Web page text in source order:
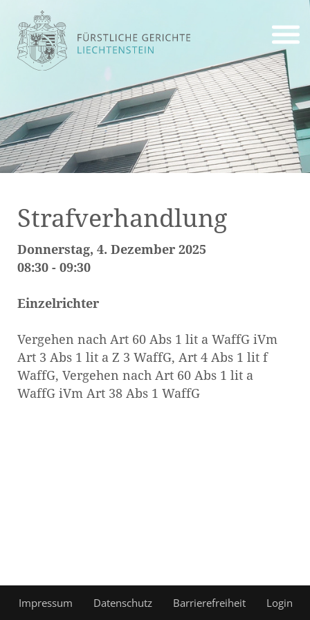
Strafverhandlung
Donnerstag, 4. Dezember 2025
08:30 - 09:30
Einzelrichter
Vergehen nach Art 60 Abs 1 lit a WaffG iVm
Art 3 Abs 1 lit a Z 3 WaffG, Art 4 Abs 1 lit f
WaffG, Vergehen nach Art 60 Abs 1 lit a
WaffG iVm Art 38 Abs 1 WaffG
Impressum Datenschutz Barrierefreiheit Login